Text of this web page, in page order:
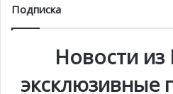
представительницу семьи
Елизаветы в Бухаресте.На
присутствовали: посол
почетный консул Румынии в
Терчина, почетный консул
Подписка
Новости
эксклюзивные